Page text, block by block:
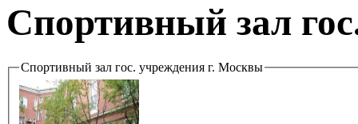
Спортивный зал
Спортивный зал гос. учреждения г. Москвы